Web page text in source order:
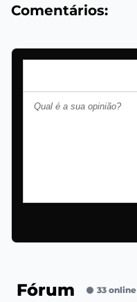
Comentários:
Fórum 33 online